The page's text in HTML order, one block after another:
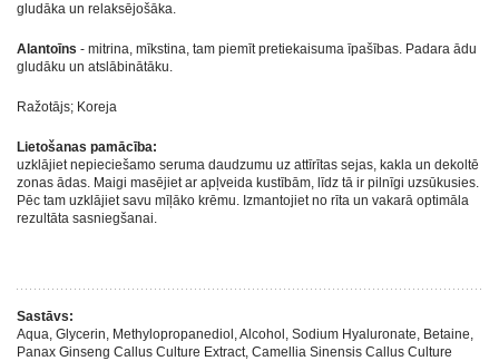
gludāka un relaksējošāka.
Alantoīns - mitrina, mīkstina, tam piemīt pretiekaisuma īpašības. Padara ādu
gludāku un atslābinātāku.
Ražotājs; Koreja
Lietošanas pamācība:
uzklājiet nepieciešamo seruma daudzumu uz attīrītas sejas, kakla un dekoltē
zonas ādas. Maigi masējiet ar apļveida kustībām, līdz tā ir pilnīgi uzsūkusies.
Pēc tam uzklājiet savu mīļāko krēmu. Izmantojiet no rīta un vakarā optimāla
rezultāta sasniegšanai.
Sastāvs:
Aqua, Glycerin, Methylopropanediol, Alcohol, Sodium Hyaluronate, Betaine,
Panax Ginseng Callus Culture Extract, Camellia Sinensis Callus Culture